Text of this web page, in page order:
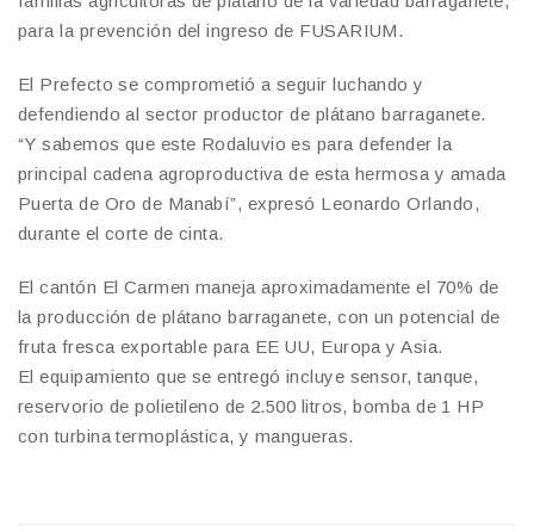
para la prevención del ingreso de FUSARIUM.
El Prefecto se comprometió a seguir luchando y
defendiendo al sector productor de plátano barraganete.
“Y sabemos que este Rodaluvio es para defender la
principal cadena agroproductiva de esta hermosa y amada
Puerta de Oro de Manabí”, expresó Leonardo Orlando,
durante el corte de cinta.
El cantón El Carmen maneja aproximadamente el 70% de
la producción de plátano barraganete, con un potencial de
fruta fresca exportable para EE UU, Europa y Asia.
El equipamiento que se entregó incluye sensor, tanque,
reservorio de polietileno de 2.500 litros, bomba de 1 HP
con turbina termoplástica, y mangueras.